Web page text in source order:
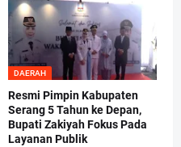
DAERAH
Resmi Pimpin Kabupaten
Serang 5 Tahun ke Depan,
Bupati Zakiyah Fokus Pada
Layanan Publik